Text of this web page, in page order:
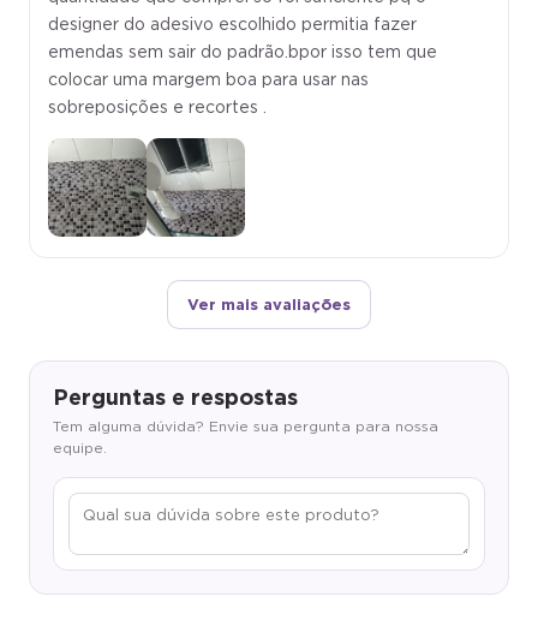
designer do adesivo escolhido permitia fazer
emendas sem sair do padrão.bpor isso tem que
colocar uma margem boa para usar nas
sobreposições e recortes .
Perguntas e respostas
equipe.